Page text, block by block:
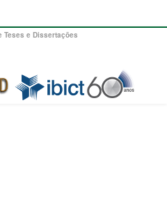
Teses e Dissertações